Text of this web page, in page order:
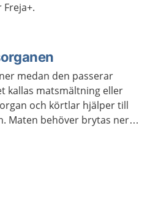
Freja+.
medan den passerar
kallas matsmältning eller
och körtlar hjälper till
Maten behöver brytas ner